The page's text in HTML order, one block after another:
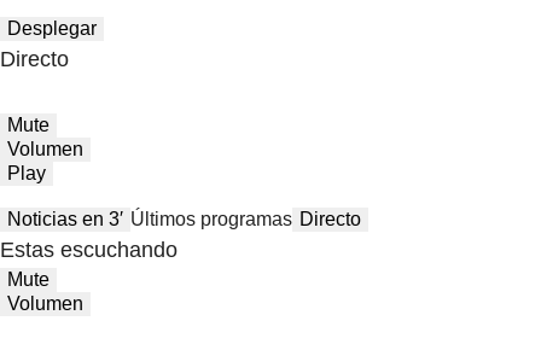
Desplegar
Directo
Mute
Volumen
Play
Noticias en 3′ Últimos programas Directo
Estas escuchando
Mute
Volumen